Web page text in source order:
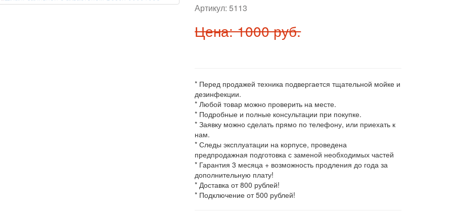
Артикул:5113
Цена: 1000 руб.
* Перед продажей техника подвергается тщательной мойке и
дезинфекции.
* Любой товар можно проверить на месте.
* Подробные и полные консультации при покупке.
* Заявку можно сделать прямо по телефону, или приехать к
нам.
* Следы эксплуатации на корпусе, проведена
предпродажная подготовка с заменой необходимых частей
* Гарантия 3 месяца + возможность продления до года за
дополнительную плату!
* Доставка от 800 рублей!
* Подключение от 500 рублей!